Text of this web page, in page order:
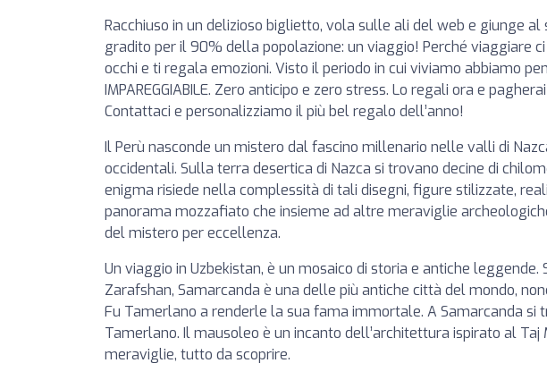
Racchiuso in un delizioso biglietto, vola sulle ali del web e giunge al
gradito per il 90% della popolazione: un viaggio! Perché viaggiare
occhi e ti regala emozioni. Visto il periodo in cui viviamo abbiamo
IMPAREGGIABILE. Zero anticipo e zero stress. Lo regali ora e
Contattaci e personalizziamo il più bel regalo dell’anno!
Il Perù nasconde un mistero dal fascino millenario nelle valli di
occidentali. Sulla terra desertica di Nazca si trovano decine di
enigma risiede nella complessità di tali disegni, figure stilizzate,
panorama mozzafiato che insieme ad altre meraviglie
del mistero per eccellenza.
Un viaggio in Uzbekistan, è un mosaico di storia e antiche
Zarafshan, Samarcanda è una delle più antiche città del mondo,
Fu Tamerlano a renderle la sua fama immortale. A Samarcanda si
Tamerlano. Il mausoleo è un incanto dell’architettura ispirato al Taj
meraviglie, tutto da scoprire.